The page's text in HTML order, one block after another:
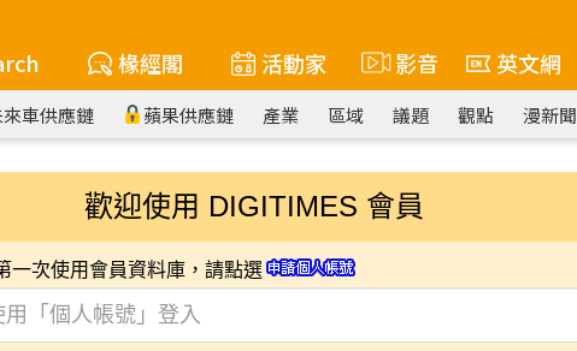
椽經閣 活動家 影音 英文網
來車供應鏈 蘋果供應鏈 產業 區域 議題 觀點 漫新聞
歡迎使用 DIGITIMES 會員
一次使用會員資料庫，請點選